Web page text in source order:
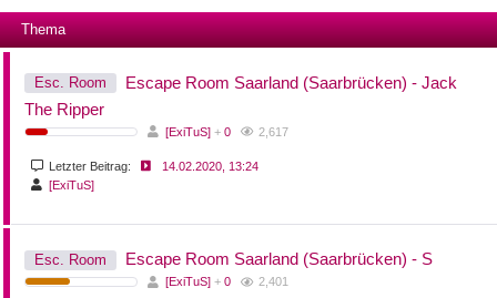
Thema
Esc. Room
Escape Room Saarland (Saarbrücken) - Jack
The Ripper
[ExiTuS] +0 2,617
Letzter Beitrag:
14.02.2020, 13:24
[ExiTuS]
Esc. Room Escape Room Saarland (Saarbrücken) - S
[ExiTuS] +0 2,401